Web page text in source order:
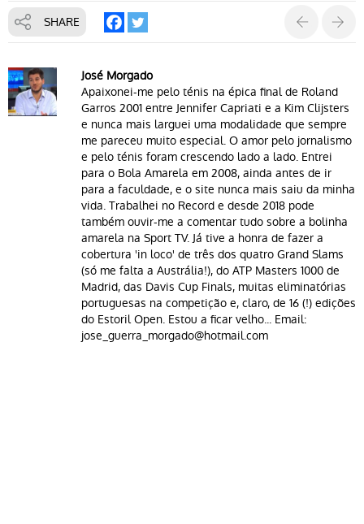
SHARE
José Morgado
Apaixonei-me pelo ténis na épica final de Roland
Garros 2001 entre Jennifer Capriati e a Kim Clijsters
e nunca mais larguei uma modalidade que sempre
me pareceu muito especial. O amor pelo jornalismo
e pelo ténis foram crescendo lado a lado. Entrei
para o Bola Amarela em 2008, ainda antes de ir
para a faculdade, e o site nunca mais saiu da minha
vida. Trabalhei no Record e desde 2018 pode
também ouvir-me a comentar tudo sobre a bolinha
amarela na Sport TV. Já tive a honra de fazer a
cobertura 'in loco' de três dos quatro Grand Slams
(só me falta a Austrália!), do ATP Masters 1000 de
Madrid, das Davis Cup Finals, muitas eliminatórias
portuguesas na competição e, claro, de 16 (!) edições
do Estoril Open. Estou a ficar velho... Email:
jose_guerra_morgado@hotmail.com